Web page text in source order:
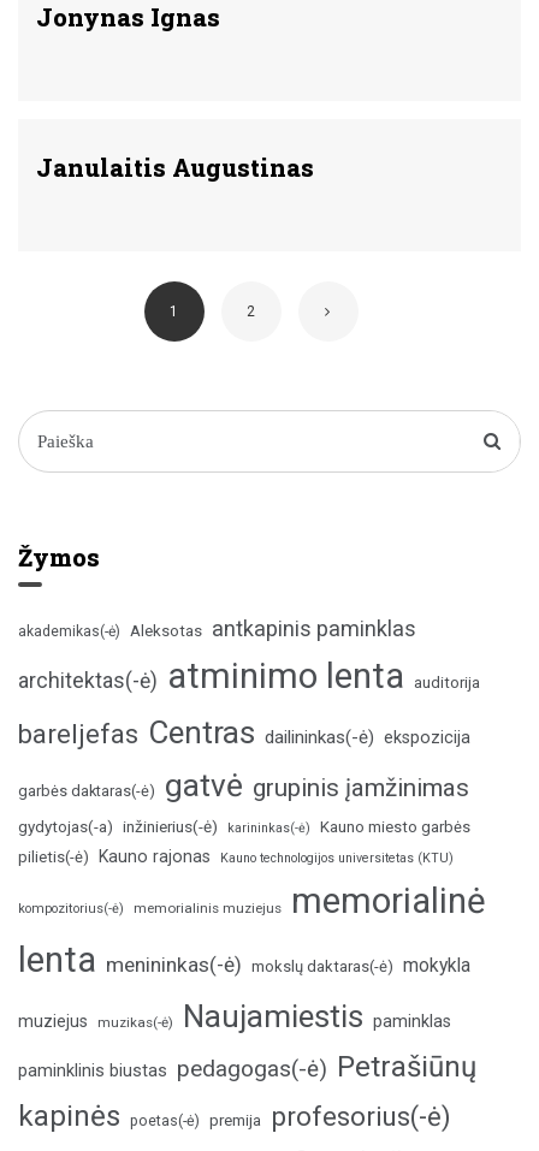
Jonynas Ignas
Janulaitis Augustinas
1 2
Žymos
akademikas(-ė) Aleksotas antkapinis paminklas
architektas(-ė) atminimo lenta auditorija
bareljefas Centras dailininkas(-ė) ekspozicija
garbės daktaras(-ė) gatvė grupinis įamžinimas
gydytojas(-a) inžinierius(-ė) karininkas(-ė)
Kauno miesto garbės
pilietis(-ė)
Kauno rajonas Kauno technologijos universitetas (KTU)
kompozitorius(-ė) memorialinis muziejus
memorialinė
lenta menininkas(-ė) mokslų daktaras(-ė) mokykla
muziejus muzikas(-ė) Naujamiestis paminklas
paminklinis biustas pedagogas(-ė) Petrašiūnų
kapinės poetas(-ė) premija profesorius(-ė)